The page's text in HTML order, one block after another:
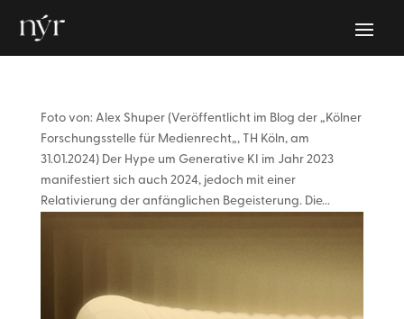
Foto von: Alex Shuper (Veröffentlicht im Blog der „Kölner
Forschungsstelle für Medienrecht„, TH Köln, am
31.01.2024) Der Hype um Generative KI im Jahr 2023
manifestiert sich auch 2024, jedoch mit einer
Relativierung der anfänglichen Begeisterung. Die...